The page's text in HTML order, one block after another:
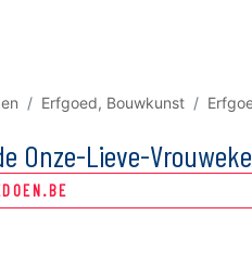
Erfgoed, Bouwkunst
Onze-Lieve-